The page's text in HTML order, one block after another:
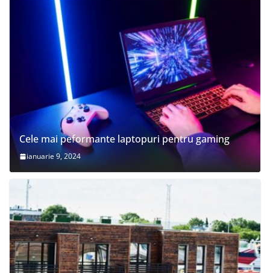
Cele mai peformante laptopuri pentru gaming
ianuarie 9, 2024